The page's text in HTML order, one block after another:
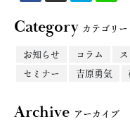
Categoryカテゴリー
お知らせ
コラム
セミナー
吉原勇気
Archive アーカイブ